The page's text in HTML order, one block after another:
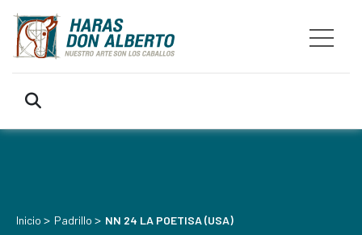
Inicio > Padrillo > NN 24 LA POETISA (USA)